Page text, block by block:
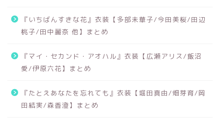
『いちばんすきな花』衣装【多部未華子/今田美桜/田辺
桃子/田中麗奈 他】まとめ
『マイ・セカンド・アオハル』衣装【広瀬アリス/飯沼
愛/伊原六花】まとめ
『たとえあなたを忘れても』衣装【堀田真由/畑芽育/岡
田結実/森香澄】まとめ